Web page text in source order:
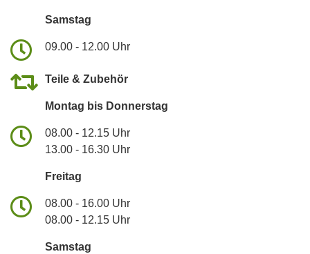
Samstag
09.00 - 12.00 Uhr
Teile & Zubehör
Montag bis Donnerstag
08.00 - 12.15 Uhr
13.00 - 16.30 Uhr
Freitag
08.00 - 16.00 Uhr
08.00 - 12.15 Uhr
Samstag